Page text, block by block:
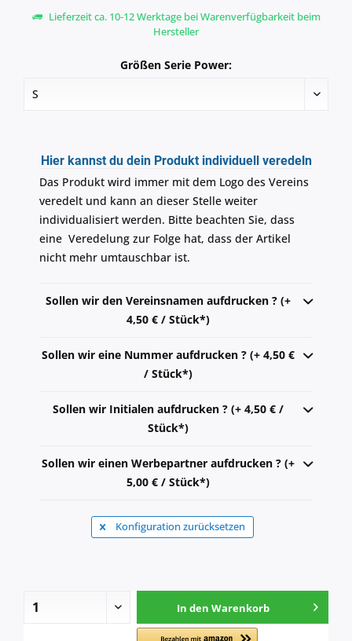
Lieferzeit ca. 10-12 Werktage bei Warenverfügbarkeit beim
Hersteller
Größen Serie Power:
Hier kannst du dein Produkt individuell veredeln
Das Produkt wird immer mit dem Logo des Vereins
veredelt und kann an dieser Stelle weiter
individualisiert werden. Bitte beachten Sie, dass
eine Veredelung zur Folge hat, dass der Artikel
nicht mehr umtauschbar ist.
Sollen wir den Vereinsnamen aufdrucken ? (+
4,50 € / Stück*)
Sollen wir eine Nummer aufdrucken ? (+ 4,50 €
/ Stück*)
Sollen wir Initialen aufdrucken ? (+ 4,50 € /
Stück*)
Sollen wir einen Werbepartner aufdrucken ? (+
5,00 € / Stück*)
Konfiguration zurücksetzen
In den Warenkorb